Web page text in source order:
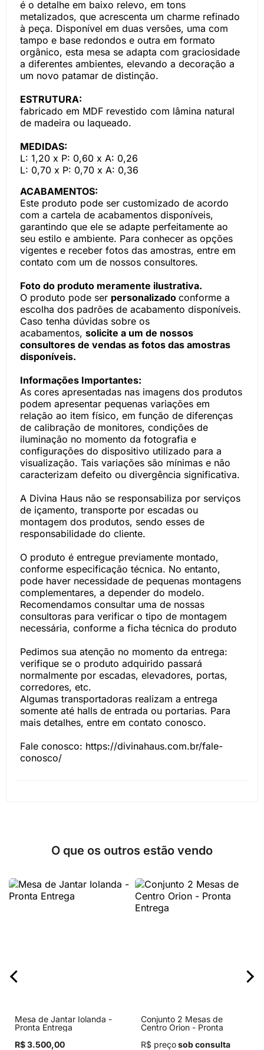
é o detalhe em baixo relevo, em tons
metalizados, que acrescenta um charme refinado
à peça. Disponível em duas versões, uma com
tampo e base redondos e outra em formato
orgânico, esta mesa se adapta com graciosidade
a diferentes ambientes, elevando a decoração a
um novo patamar de distinção.
ESTRUTURA:
fabricado em MDF revestido com lâmina natural
de madeira ou laqueado.
MEDIDAS:
L: 1,20 x P: 0,60 x A: 0,26
L: 0,70 x P: 0,70 x A: 0,36
ACABAMENTOS:
Este produto pode ser customizado de acordo
com a cartela de acabamentos disponíveis,
garantindo que ele se adapte perfeitamente ao
seu estilo e ambiente. Para conhecer as opções
vigentes e receber fotos das amostras, entre em
contato com um de nossos consultores.
Foto do produto meramente ilustrativa.
O produto pode ser personalizado conforme a
escolha dos padrões de acabamento disponíveis.
Caso tenha dúvidas sobre os
acabamentos, solicite a um de nossos
consultores de vendas as fotos das amostras
disponíveis.
Informações Importantes:
As cores apresentadas nas imagens dos produtos
podem apresentar pequenas variações em
relação ao item físico, em função de diferenças
de calibração de monitores, condições de
iluminação no momento da fotografia e
configurações do dispositivo utilizado para a
visualização. Tais variações são mínimas e não
caracterizam defeito ou divergência significativa.
A Divina Haus não se responsabiliza por serviços
de içamento, transporte por escadas ou
montagem dos produtos, sendo esses de
responsabilidade do cliente.
O produto é entregue previamente montado,
conforme especificação técnica. No entanto,
pode haver necessidade de pequenas montagens
complementares, a depender do modelo.
Recomendamos consultar uma de nossas
consultoras para verificar o tipo de montagem
necessária, conforme a ficha técnica do produto
Pedimos sua atenção no momento da entrega:
verifique se o produto adquirido passará
normalmente por escadas, elevadores, portas,
corredores, etc.
Algumas transportadoras realizam a entrega
somente até halls de entrada ou portarias. Para
mais detalhes, entre em contato conosco.
Fale conosco: https://divinahaus.com.br/fale-
conosco/
O que os outros estão vendo
Mesa de Jantar Iolanda -
Pronta Entrega
R$ 3.500,00
Conjunto 2 Mesas de
Centro Orion - Pronta
R$ preçosob consulta